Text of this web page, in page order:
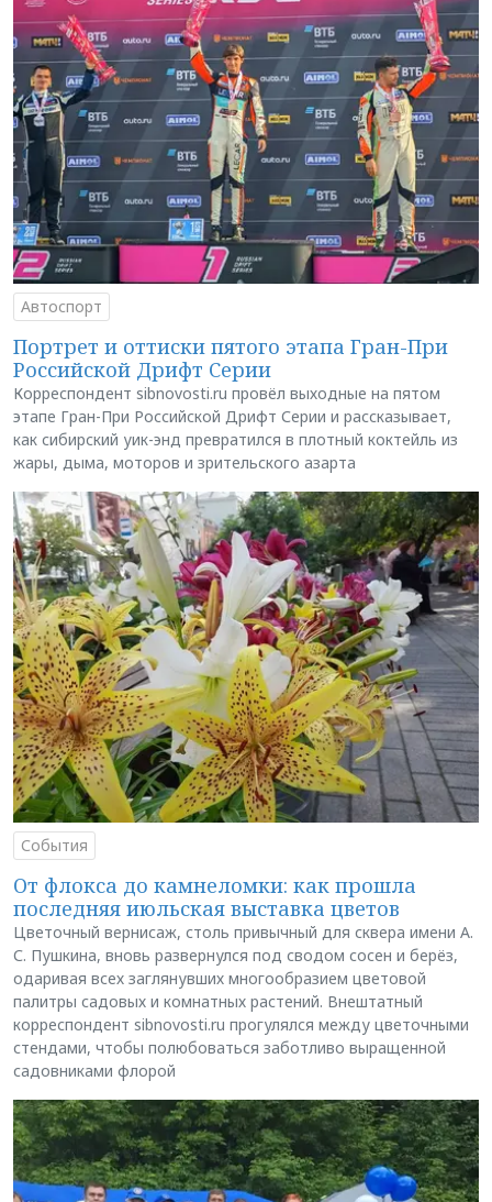
Автоспорт
Портрет и оттиски пятого этапа Гран-При
Российской Дрифт Серии
Корреспондент sibnovosti.ru провёл выходные на пятом
этапе Гран-При Российской Дрифт Серии и рассказывает,
как сибирский уик-энд превратился в плотный коктейль из
жары, дыма, моторов и зрительского азарта
События
От флокса до камнеломки: как прошла
последняя июльская выставка цветов
Цветочный вернисаж, столь привычный для сквера имени А.
С. Пушкина, вновь развернулся под сводом сосен и берёз,
одаривая всех заглянувших многообразием цветовой
палитры садовых и комнатных растений. Внештатный
корреспондент sibnovosti.ru прогулялся между цветочными
стендами, чтобы полюбоваться заботливо выращенной
садовниками флорой